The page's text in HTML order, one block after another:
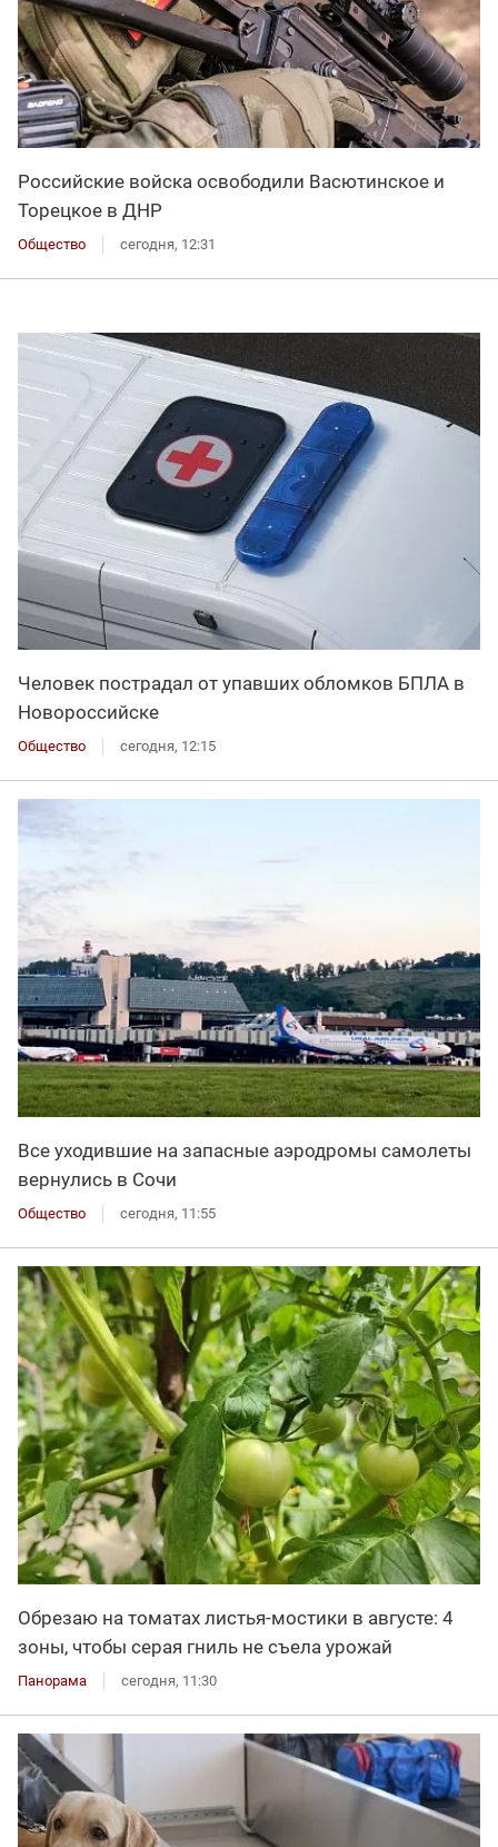
Российские войска освободили Васютинское и
Торецкое в ДНР
Общество сегодня, 12:31
Человек пострадал от упавших обломков БПЛА в
Новороссийске
Общество сегодня, 12:15
Все уходившие на запасные аэродромы самолеты
вернулись в Сочи
Общество сегодня, 11:55
Обрезаю на томатах листья-мостики в августе: 4
зоны, чтобы серая гниль не съела урожай
Панорама сегодня, 11:30